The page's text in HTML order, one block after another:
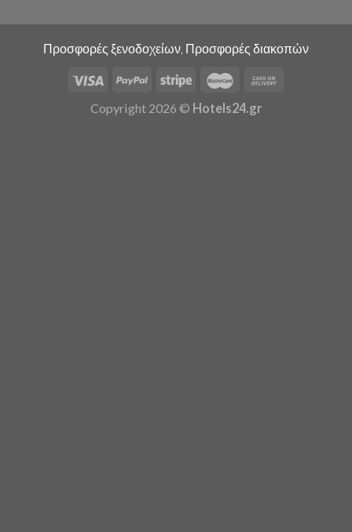
Προσφορές ξενοδοχείων, Προσφορές διακοπών
Copyright 2026 © Hotels24.gr